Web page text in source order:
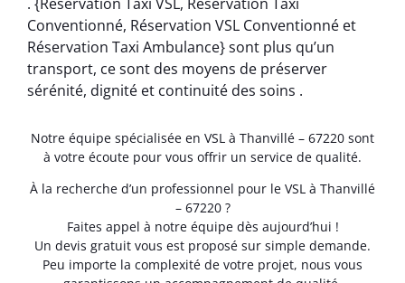
Conventionné, Réservation VSL Conventionné et
Réservation Taxi Ambulance} sont plus qu’un
transport, ce sont des moyens de préserver
sérénité, dignité et continuité des soins .
Notre équipe spécialisée en VSL à Thanvillé – 67220 sont
à votre écoute pour vous offrir un service de qualité.
À la recherche d’un professionnel pour le VSL à Thanvillé
– 67220 ?
Faites appel à notre équipe dès aujourd’hui !
Un devis gratuit vous est proposé sur simple demande.
Peu importe la complexité de votre projet, nous vous